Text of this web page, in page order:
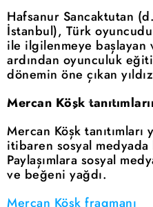
Hafsanur Sancaktutan
İstanbul), Türk
ile ilgilenmeye
ardından oyunculuk
dönemin öne çıkan
Mercan Köşk
Mercan Köşk tanıtımları
itibaren sosyal
Paylaşımlara sosyal
ve beğeni yağdı.
Mercan Köşk fragmanı